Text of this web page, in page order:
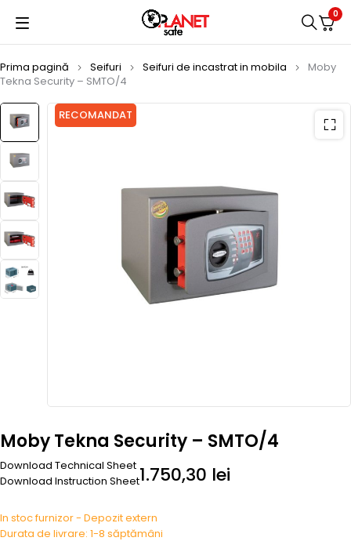
0
Prima pagină Seifuri Seifuri de incastrat in mobila
Moby
Tekna Security – SMTO/4
RECOMANDAT
Moby Tekna Security – SMTO/4
Download Technical Sheet
Download Instruction Sheet1.750,30 lei
In stoc furnizor - Depozit extern
Durata de livrare: 1-8 săptămâni